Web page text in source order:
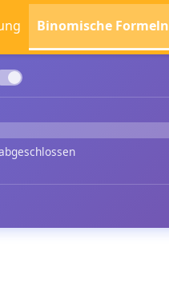
Binomische Formeln